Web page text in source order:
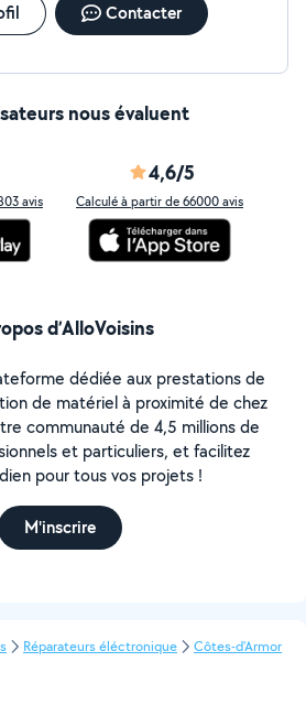
Contacter
nous évaluent
avis
4,6/5
Calculé à partir de 66000 avis
d’AlloVoisins
dédiée aux prestations de
de matériel à proximité de chez
communauté de 4,5 millions de
et particuliers, et facilitez
pour tous vos projets !
M'inscrire
Réparateurs éléctronique
Côtes-d'Armor